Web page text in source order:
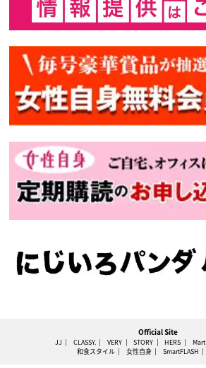
Official Site
JJ CLASSY. VERY STORY HERS Mart
和食スタイル
女性自身 SmartFLASH